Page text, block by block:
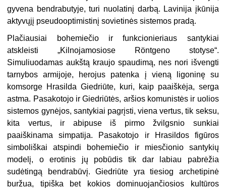
gyvena bendrabutyje, turi nuolatinį darbą. Lavinija įkūnija
aktyvųjį pseudooptimistinį sovietinės sistemos pradą.
Plačiausiai bohemiečio ir funkcionieriaus santykiai
atskleisti „Kilno­jamosiose Röntgeno stotyse“.
Simuliuodamas aukštą kraujo spaudimą, nes nori išvengti
tarnybos armijoje, herojus patenka į vieną ligoninę su
komsorge Hrasilda Giedriūte, kuri, kaip paaiškėja, serga
astma. Pasakotojo ir Giedriūtės, aršios komunistės ir uolios
sistemos gynėjos, santykiai pagrįsti, viena vertus, tik seksu,
kita vertus, ir abipuse iš pirmo žvilgsnio sunkiai
paaiškinama simpatija. Pasakotojo ir Hrasildos figūros
simboliškai atspindi bohemiečio ir miesčionio santykių
modelį, o erotinis jų pobūdis tik dar labiau pabrėžia
sudėtingą bend­rabūvį. Giedriūte yra tiesiog archetipinė
buržua, tipiška bet kokios dominuo­jančiosios kultūros